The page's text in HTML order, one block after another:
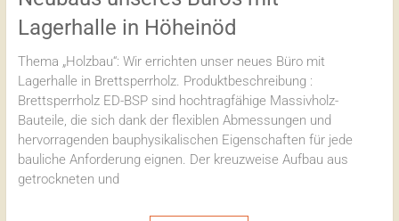
Lagerhalle in Höheinöd
Thema „Holzbau“: Wir errichten unser neues Büro mit
Lagerhalle in Brettsperrholz. Produktbeschreibung :
Brettsperrholz ED-BSP sind hochtragfähige Massivholz-
Bauteile, die sich dank der flexiblen Abmessungen und
hervorragenden bauphysikalischen Eigenschaften für jede
bauliche Anforderung eignen. Der kreuzweise Aufbau aus
getrockneten und